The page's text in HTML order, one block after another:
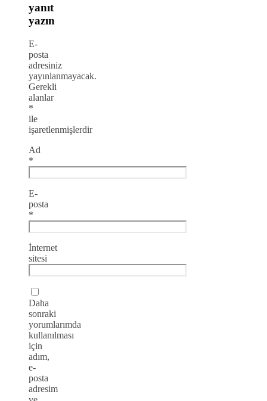
yanıt
yazın
E-
posta
adresiniz
yayınlanmayacak.
Gerekli
alanlar
*
ile
işaretlenmişlerdir
Ad
*
E-
posta
*
İnternet
sitesi
Daha
sonraki
yorumlarımda
kullanılması
için
adım,
e-
posta
adresim